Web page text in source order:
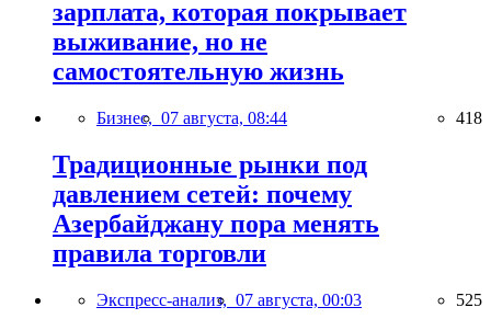
зарплата, которая покрывает
выживание, но не
самостоятельную жизнь
Бизнес, 07 августа, 08:44 418
Традиционные рынки под
давлением сетей: почему
Азербайджану пора менять
правила торговли
Экспресс-анализ, 07 августа, 00:03 525